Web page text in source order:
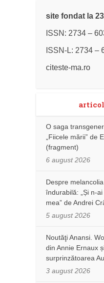
site fondat la
ISSN: 2734 –
ISSN-L: 2734 –
citeste-ma.ro
O saga
„Fiicele mării” de
(fragment)
6 august 2026
Despre
îndurabilă: „Și n-
mea” de Andrei
5 august 2026
Noutăţi Anansi.
din Annie Ernaux
surprinzătoarea
3 august 2026